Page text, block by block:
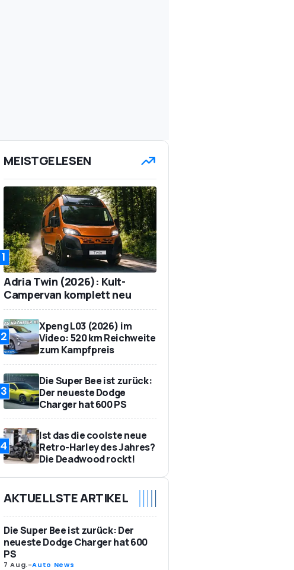
MEISTGELESEN
1
Adria Twin (2026): Kult-
Campervan komplett neu
2
Xpeng L03 (2026) im
Video: 520 km Reichweite
zum Kampfpreis
3
Die Super Bee ist zurück:
Der neueste Dodge
Charger hat 600 PS
4
Ist das die coolste neue
Retro-Harley des Jahres?
Die Deadwood rockt!
AKTUELLSTE ARTIKEL
Die Super Bee ist zurück: Der
neueste Dodge Charger hat 600
PS
7 Aug.-Auto News